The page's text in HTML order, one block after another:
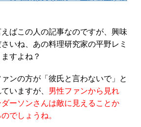
ばこの人の記事なのですが、興味
いね、あの料理研究家の平野レミ
すよね？
ンの方が「彼氏と言わないで」と
いますが、 男性ファンから見れ
ーソンさんは敵に見えることか
でしょうね。